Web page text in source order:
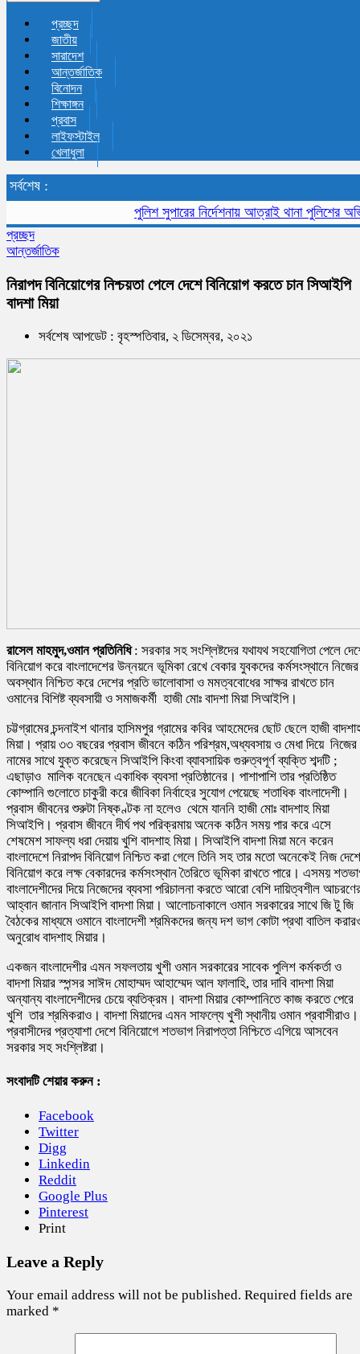
প্রচ্ছদ
জাতীয়
সারাদেশ
আন্তর্জাতিক
বিনোদন
শিক্ষাঙ্গন
প্রবাস
লাইফস্টাইল
খেলাধুলা
সর্বশেষ :
পুলিশ সুপারের নির্দেশনায় আত্রাই থানা পুলিশের
প্রচ্ছদ
আন্তর্জাতিক
নিরাপদ বিনিয়োগের নিশ্চয়তা পেলে দেশে বিনিয়োগ করতে চান সিআইপি
বাদশা মিয়া
সর্বশেষ আপডেট : বৃহস্পতিবার, ২ ডিসেম্বর, ২০২১
রাসেল মাহমুদ,ওমান প্রতিনিধি: সরকার সহ সংশ্লিষ্টদের যথাযথ সহযোগিতা পেলে
বিনিয়োগ করে বাংলাদেশের উন্নয়নে ভূমিকা রেখে বেকার যুবকদের কর্মসংস্থানে নিজের
অবস্থান নিশ্চিত করে দেশের প্রতি ভালোবাসা ও মমত্ববোধের সাক্ষর রাখতে চান
ওমানের বিশিষ্ট ব্যবসায়ী ও সমাজকর্মী হাজী মোঃ বাদশা মিয়া সিআইপি।
চট্টগ্রামের চন্দনাইশ থানার হাসিমপুর গ্রামের কবির আহমেদের ছোট ছেলে হাজী
মিয়া। প্রায় ৩৩ বছরের প্রবাস জীবনে কঠিন পরিশ্রম,অধ্যবসায় ও মেধা দিয়ে নিজের
নামের সাথে যুক্ত করেছেন সিআইপি কিংবা ব্যাবসায়িক গুরুত্বপূর্ণ ব্যক্তি শব্দটি ;
এছাড়াও মালিক বনেছেন একাধিক ব্যবসা প্রতিষ্ঠানের। পাশাপাশি তার প্রতিষ্ঠিত
কোম্পানি গুলোতে চাকুরী করে জীবিকা নির্বাহের সুযোগ পেয়েছে শতাধিক বাংলাদেশী।
প্রবাস জীবনের শুরুটা নিষ্কণ্টক না হলেও থেমে যাননি হাজী মোঃ বাদশাহ মিয়া
সিআইপি। প্রবাস জীবনে দীর্ঘ পথ পরিক্রমায় অনেক কঠিন সময় পার করে এসে
শেষমেশ সাফল্য ধরা দেয়ায় খুশি বাদশাহ মিয়া। সিআইপি বাদশা মিয়া মনে করেন
বাংলাদেশে নিরাপদ বিনিয়োগ নিশ্চিত করা গেলে তিনি সহ তার মতো অনেকেই নিজ দেশে
বিনিয়োগ করে লক্ষ বেকারদের কর্মসংস্থান তৈরিতে ভূমিকা রাখতে পারে। এসময়
বাংলাদেশীদের দিয়ে নিজেদের ব্যবসা পরিচালনা করতে আরো বেশি দায়িত্বশীল
আহ্বান জানান সিআইপি বাদশা মিয়া। আলোচনাকালে ওমান সরকারের সাথে জি টু জি
বৈঠকের মাধ্যমে ওমানে বাংলাদেশী শ্রমিকদের জন্য দশ ভাগ কোটা প্রথা বাতিল
অনুরোধ বাদশাহ মিয়ার।
একজন বাংলাদেশীর এমন সফলতায় খুশী ওমান সরকারের সাবেক পুলিশ কর্মকর্তা ও
বাদশা মিয়ার স্পন্সর সাঈদ মোহাম্মদ আহাম্মেদ আল ফালাহি, তার দাবি বাদশা মিয়া
অন্যান্য বাংলাদেশীদের চেয়ে ব্যতিক্রম। বাদশা মিয়ার কোম্পানিতে কাজ করতে পেরে
খুশি তার শ্রমিকরাও। বাদশা মিয়াদের এমন সাফল্যে খুশী স্থানীয় ওমান প্রবাসীরাও।
প্রবাসীদের প্রত্যাশা দেশে বিনিয়োগে শতভাগ নিরাপত্তা নিশ্চিতে এগিয়ে আসবেন
সরকার সহ সংশ্লিষ্টরা।
সংবাদটি শেয়ার করুন :
Facebook
Twitter
Digg
Linkedin
Reddit
Google Plus
Pinterest
Print
Leave a Reply
Your email address will not be published. Required fields are
marked *